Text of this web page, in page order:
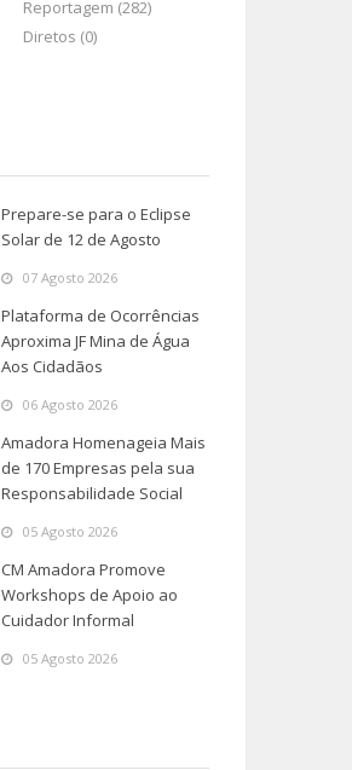
Reportagem (282)
Diretos (0)
Prepare-se para o Eclipse
Solar de 12 de Agosto
07 Agosto 2026
Plataforma de Ocorrências
Aproxima JF Mina de Água
Aos Cidadãos
06 Agosto 2026
Amadora Homenageia Mais
de 170 Empresas pela sua
Responsabilidade Social
05 Agosto 2026
CM Amadora Promove
Workshops de Apoio ao
Cuidador Informal
05 Agosto 2026